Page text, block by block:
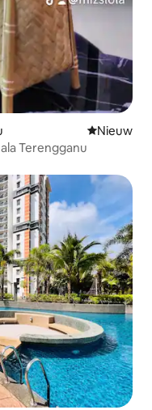
Nieuwe
Nieuw
Terengganu